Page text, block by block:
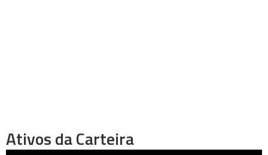
Ativos da Carteira